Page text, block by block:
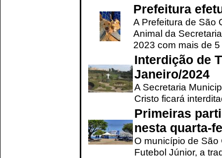
Prefeitura
A Prefeitura de São
Animal da
2023 com mais de 5
Interdição de
Janeiro/2024
A Secretaria
Cristo ficará
Primeiras
nesta quarta-
O município de
Futebol Júnior, a